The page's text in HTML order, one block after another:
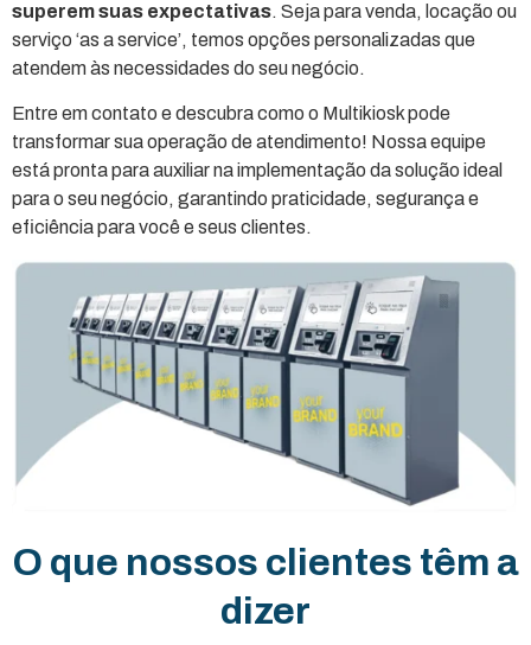
superem suas expectativas. Seja para venda, locação ou
serviço ‘as a service’, temos opções personalizadas que
atendem às necessidades do seu negócio.
Entre em contato e descubra como o Multikiosk pode
transformar sua operação de atendimento! Nossa equipe
está pronta para auxiliar na implementação da solução ideal
para o seu negócio, garantindo praticidade, segurança e
eficiência para você e seus clientes.
O que nossos clientes têm a
dizer